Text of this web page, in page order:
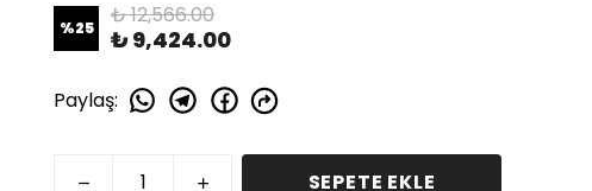
%25 ₺ 12,566.00
₺ 9,424.00
Paylaş:
SEPETE EKLE